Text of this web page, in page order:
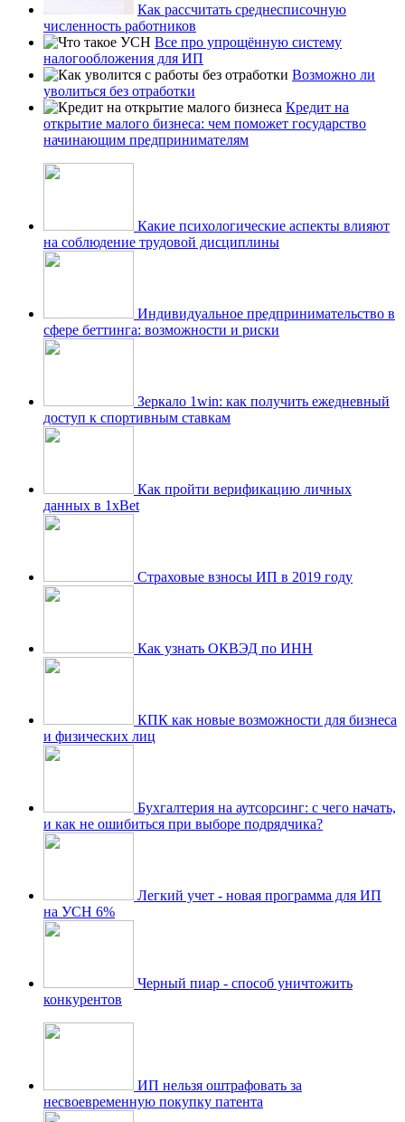
Как рассчитать среднесписочную
численность работников
Все про упрощённую систему
налогообложения для ИП
Возможно ли
уволиться без отработки
Кредит на
открытие малого бизнеса: чем поможет государство
начинающим предпринимателям
Какие психологические аспекты влияют
на соблюдение трудовой дисциплины
Индивидуальное предпринимательство в
сфере беттинга: возможности и риски
Зеркало 1win: как получить ежедневный
доступ к спортивным ставкам
Как пройти верификацию личных
данных в 1xBet
Страховые взносы ИП в 2019 году
Как узнать ОКВЭД по ИНН
КПК как новые возможности для бизнеса
и физических лиц
Бухгалтерия на аутсорсинг: с чего начать,
и как не ошибиться при выборе подрядчика?
Легкий учет - новая программа для ИП
на УСН 6%
Черный пиар - способ уничтожить
конкурентов
ИП нельзя оштрафовать за
несвоевременную покупку патента